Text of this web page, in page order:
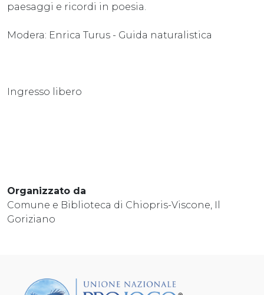
paesaggi e ricordi in poesia.
Modera: Enrica Turus - Guida naturalistica
Ingresso libero
Organizzato da
Comune e Biblioteca di Chiopris-Viscone, Il
Goriziano